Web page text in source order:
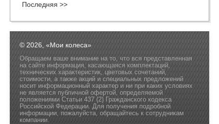
Последняя >>
© 2026, «Мои колеса»
Обращаем ваше внимание на то, что вся представленная
на сайте информация, касающаяся комплектаций,
технических характеристик, цветовых сочетаний,
стоимости, а также акций и специальных предложений
носит информационный характер и ни при каких условиях
не является публичной офертой, определяемой
положениями Статьи 437 (2) Гражданского кодекса
Российской Федерации. Для получения подробной
информации, пожалуйста, обращайтесь к сотрудникам
компании.